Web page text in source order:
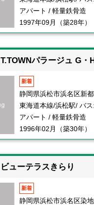
アパート / 軽量鉄骨造
1997年09月（築28年）
T.TOWNパラージュ G・
新着
静岡県浜松市浜名区新
東海道本線/浜松駅/ バ
アパート / 軽量鉄骨造
1996年02月（築30年）
ビューテラスきらり
新着
静岡県浜松市浜名区染